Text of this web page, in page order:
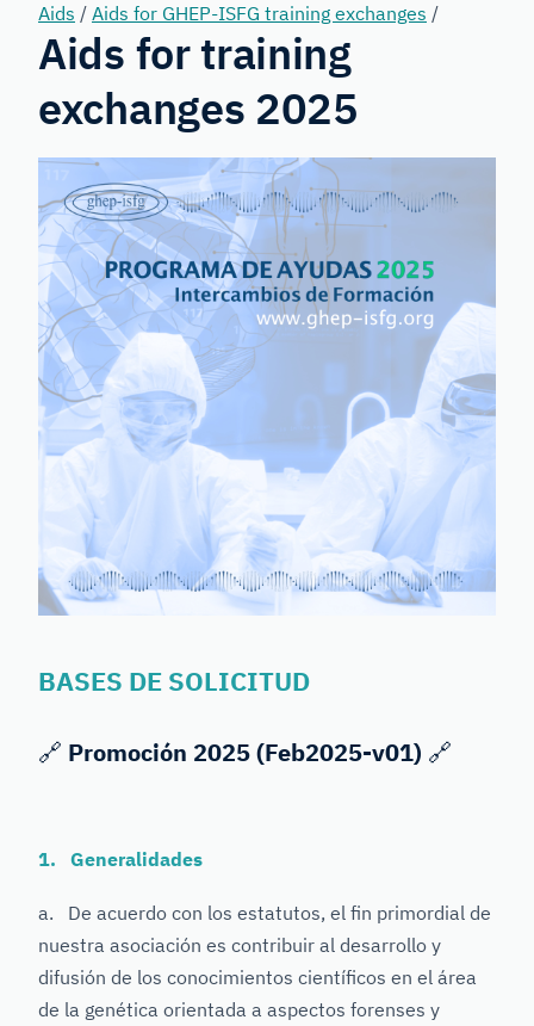
Aids / Aids for GHEP-ISFG training exchanges /
Aids for training
exchanges 2025
BASES DE SOLICITUD
🔗 Promoción 2025 (Feb2025-v01) 🔗
1. Generalidades
a. De acuerdo con los estatutos, el fin primordial de
nuestra asociación es contribuir al desarrollo y
difusión de los conocimientos científicos en el área
de la genética orientada a aspectos forenses y